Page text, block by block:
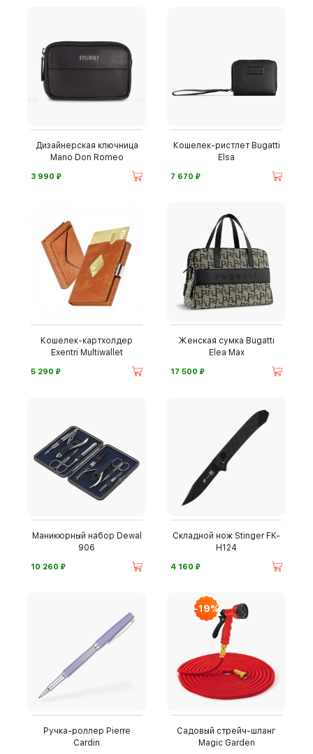
Дизайнерская ключница
Mano Don Romeo
3 990 ⃏
Кошелек-ристлет Bugatti
Elsa
7 670 ⃏
Кошелек-картхолдер
Exentri Multiwallet
5 290 ⃏
Женская сумка Bugatti
Elea Max
17 500 ⃏
Маникюрный набор Dewal
906
10 260 ⃏
Складной нож Stinger FK-
H124
4 160 ⃏
Ручка-роллер Pierre
Cardin
-19%
Садовый стрейч-шланг
Magic Garden